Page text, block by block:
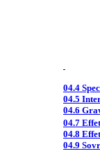
04.4
04.5
04.6
04.7
04.8
04.9